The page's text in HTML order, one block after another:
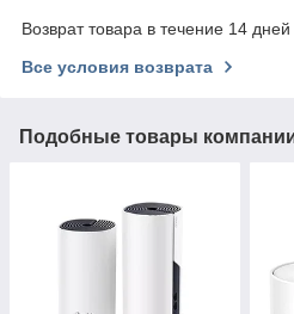
Возврат товара в течение 14
Все условия возврата
Подобные товары